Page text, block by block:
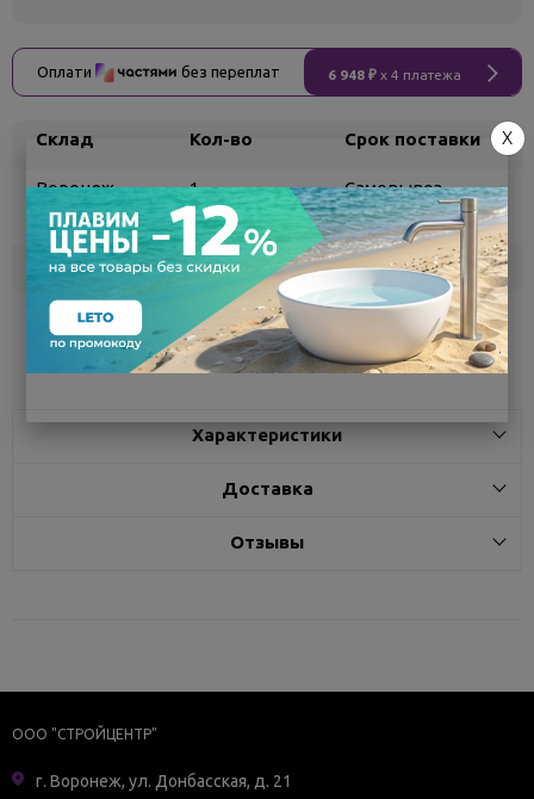
Оплати без переплат 6 948 ₽ x 4 платежа
Склад Кол-во Срок поставки
Воронеж 1
Самовывоз
сегодня
Белгород под заказ 3 - 7 дней
Поделиться
Характеристики
Доставка
Отзывы
ООО "СТРОЙЦЕНТР"
г. Воронеж, ул. Донбасская, д. 21
X